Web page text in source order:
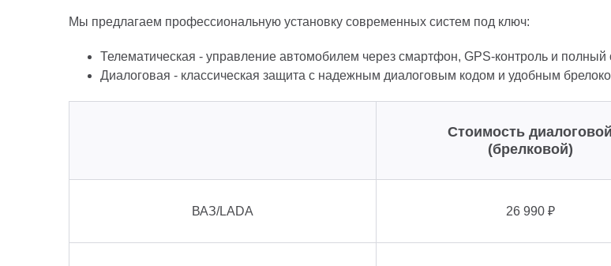
Мы предлагаем профессиональную установку современных систем под ключ:
Телематическая - управление автомобилем через смартфон, GPS-контроль и
Диалоговая - классическая защита с надежным диалоговым кодом и удобным
Стоимость диалоговой
(брелковой)
ВАЗ/LADA 26 990 ₽